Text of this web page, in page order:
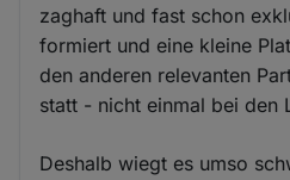
zaghaft und fast schon
formiert und eine kleine
den anderen relevanten
statt - nicht einmal bei den
Deshalb wiegt es umso